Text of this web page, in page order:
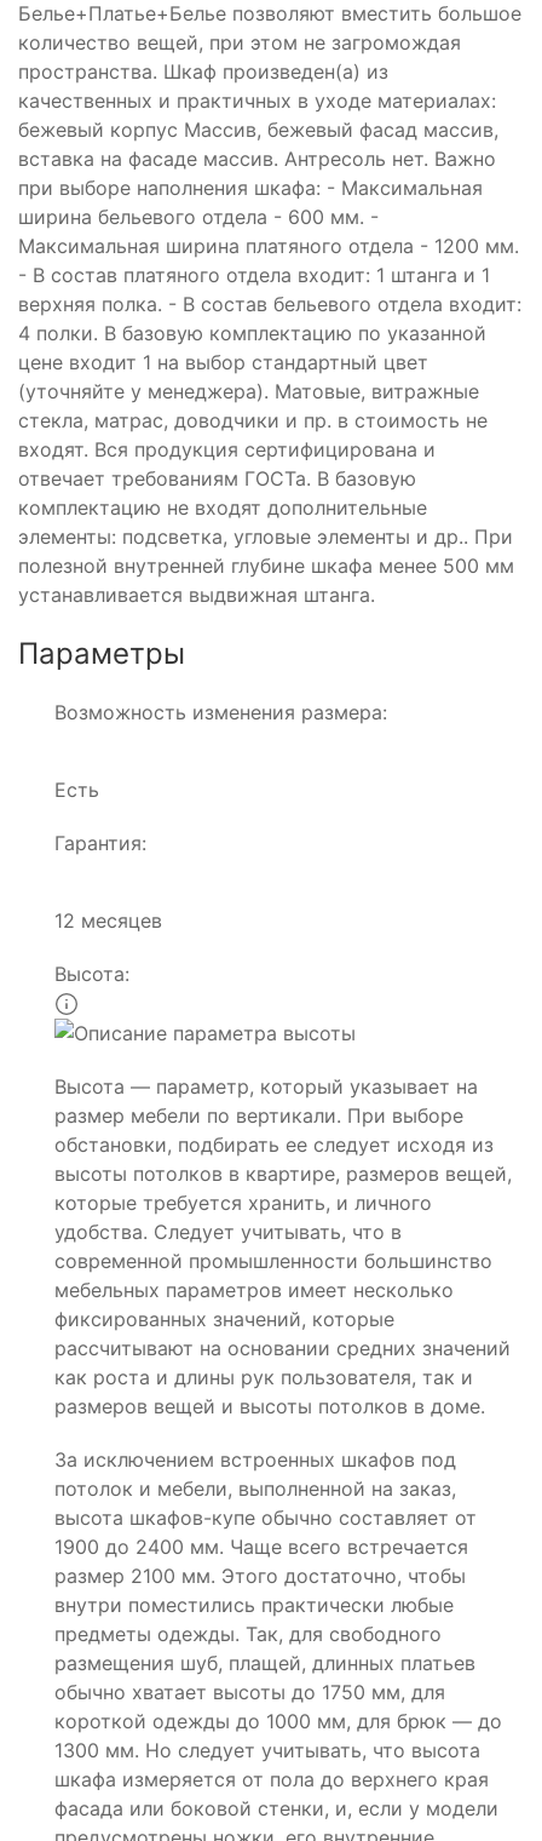
Белье+Платье+Белье позволяют вместить большое
количество вещей, при этом не загромождая
пространства. Шкаф произведен(а) из
качественных и практичных в уходе материалах:
бежевый корпус Массив, бежевый фасад массив,
вставка на фасаде массив. Антресоль нет. Важно
при выборе наполнения шкафа: - Максимальная
ширина бельевого отдела - 600 мм. -
Максимальная ширина платяного отдела - 1200 мм.
- В состав платяного отдела входит: 1 штанга и 1
верхняя полка. - В состав бельевого отдела входит:
4 полки. В базовую комплектацию по указанной
цене входит 1 на выбор стандартный цвет
(уточняйте у менеджера). Матовые, витражные
стекла, матрас, доводчики и пр. в стоимость не
входят. Вся продукция сертифицирована и
отвечает требованиям ГОСТа. В базовую
комплектацию не входят дополнительные
элементы: подсветка, угловые элементы и др.. При
полезной внутренней глубине шкафа менее 500 мм
устанавливается выдвижная штанга.
Параметры
Возможность изменения размера:
Есть
Гарантия:
12 месяцев
Высота:
Высота — параметр, который указывает на
размер мебели по вертикали. При выборе
обстановки, подбирать ее следует исходя из
высоты потолков в квартире, размеров вещей,
которые требуется хранить, и личного
удобства. Следует учитывать, что в
современной промышленности большинство
мебельных параметров имеет несколько
фиксированных значений, которые
рассчитывают на основании средних значений
как роста и длины рук пользователя, так и
размеров вещей и высоты потолков в доме.
За исключением встроенных шкафов под
потолок и мебели, выполненной на заказ,
высота шкафов-купе обычно составляет от
1900 до 2400 мм. Чаще всего встречается
размер 2100 мм. Этого достаточно, чтобы
внутри поместились практически любые
предметы одежды. Так, для свободного
размещения шуб, плащей, длинных платьев
обычно хватает высоты до 1750 мм, для
короткой одежды до 1000 мм, для брюк — до
1300 мм. Но следует учитывать, что высота
шкафа измеряется от пола до верхнего края
фасада или боковой стенки, и, если у модели